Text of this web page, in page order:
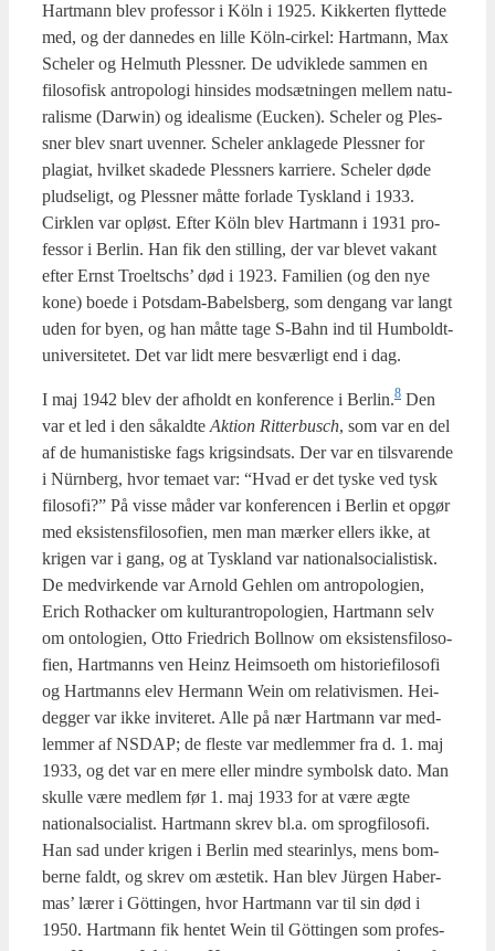
Hart­mann blev pro­fes­sor i Köln i 1925. Kik­ker­ten flyt­te­de
med, og der dan­ne­des en lil­le Köln-cir­kel: Hart­mann, Max
Sche­ler og Hel­muth Ples­sner. De udvik­le­de sam­men en
filo­so­fisk antro­po­lo­gi hin­si­des mod­sæt­nin­gen mel­lem natu­
ra­lis­me (Darwin) og ide­a­lis­me (Euck­en). Sche­ler og Ples­
sner blev snart uven­ner. Sche­ler ankla­ge­de Ples­sner for
plagi­at, hvil­ket ska­de­de Ples­sners kar­ri­e­re. Sche­ler døde
plud­se­ligt, og Ples­sner måt­te for­la­de Tys­kland i 1933.
Cirk­len var opløst. Efter Köln blev Hart­mann i 1931 pro­
fes­sor i Ber­lin. Han fik den stil­ling, der var ble­vet vakant
efter Ernst Tro­elts­chs’ død i 1923. Fami­li­en (og den nye
kone) boe­de i Pots­dam-Babels­berg, som den­gang var langt
uden for byen, og han måt­te tage S‑Bahn ind til Hum­boldt-
uni­ver­si­te­tet. Det var lidt mere besvær­ligt end i dag.
I maj 1942 blev der afholdt en kon­fe­ren­ce i Berlin.8 Den
var et led i den såkald­teAktion Rit­ter­busch, som var en del
af de huma­ni­sti­ske fags krigsind­sats. Der var en til­sva­ren­de
i Nür­n­berg, hvor tema­et var: “Hvad er det tyske ved tysk
filo­so­fi?” På vis­se måder var kon­fe­ren­cen i Ber­lin et opgør
med eksi­stens­fi­lo­so­fi­en, men man mær­ker ellers ikke, at
kri­gen var i gang, og at Tys­kland var natio­nalso­ci­a­li­stisk.
De med­vir­ken­de var Arnold Geh­len om antro­po­lo­gi­en,
Erich Rot­ha­ck­er om kul­tu­ran­tro­po­lo­gi­en, Hart­mann selv
om onto­lo­gi­en, Otto Fri­edrich Bol­l­now om eksi­stens­fi­lo­so­
fi­en, Hart­manns ven Heinz Heimso­eth om histo­ri­e­fi­lo­so­fi
og Hart­manns elev Her­mann Wein om rela­ti­vis­men. Hei­
deg­ger var ikke invi­te­ret. Alle på nær Hart­mann var med­
lem­mer af NSDAP; de fle­ste var med­lem­mer fra d. 1. maj
1933, og det var en mere eller min­dre sym­bolsk dato. Man
skul­le være med­lem før 1. maj 1933 for at være ægte
natio­nalso­ci­a­list. Hart­mann skrev bl.a. om sprog­fi­lo­so­fi.
Han sad under kri­gen i Ber­lin med stea­rin­lys, mens bom­
ber­ne faldt, og skrev om æste­tik. Han blev Jür­gen Haber­
mas’ lærer i Göt­tin­gen, hvor Hart­mann var til sin død i
1950. Hart­mann fik hen­tet Wein til Göt­tin­gen som pro­fes­